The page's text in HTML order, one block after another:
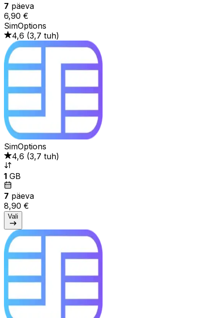
7 päeva
6,90 €
SimOptions
4,6 (3,7 tuh)
SimOptions
4,6 (3,7 tuh)
1 GB
7 päeva
8,90 €
Vali